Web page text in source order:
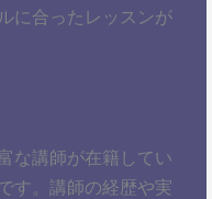
に合ったレッスンが
な講師が在籍してい
す。講師の経歴や実